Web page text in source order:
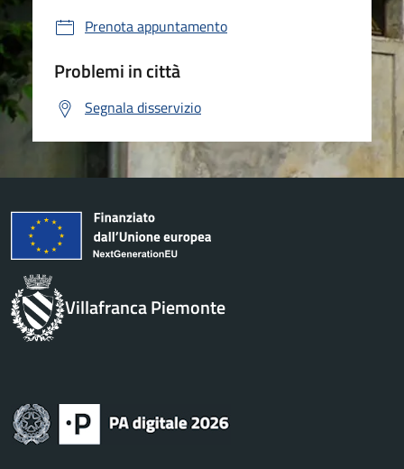
Prenota appuntamento
Problemi in città
Segnala disservizio
Villafranca Piemonte